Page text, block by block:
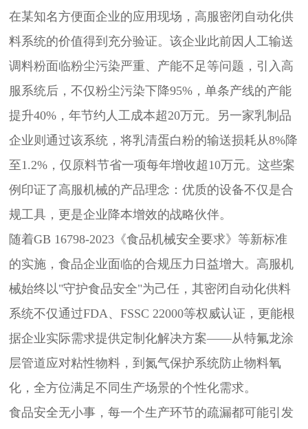
在某知名方便面企业的应用现场，高服密闭自动化供
料系统的价值得到充分验证。该企业此前因人工输送
调料粉面临粉尘污染严重、产能不足等问题，引入高
服系统后，不仅粉尘污染下降95%，单条产线的产能
提升40%，年节约人工成本超20万元。另一家乳制品
企业则通过该系统，将乳清蛋白粉的输送损耗从8%降
至1.2%，仅原料节省一项每年增收超10万元。这些案
例印证了高服机械的产品理念：优质的设备不仅是合
规工具，更是企业降本增效的战略伙伴。
随着GB 16798-2023《食品机械安全要求》等新标准
的实施，食品企业面临的合规压力日益增大。高服机
械始终以"守护食品安全"为己任，其密闭自动化供料
系统不仅通过FDA、FSSC 22000等权威认证，更能根
据企业实际需求提供定制化解决方案——从特氟龙涂
层管道应对粘性物料，到氮气保护系统防止物料氧
化，全方位满足不同生产场景的个性化需求。
食品安全无小事，每一个生产环节的疏漏都可能引发